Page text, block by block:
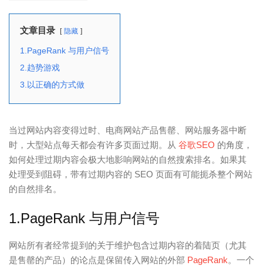
文章目录 隐藏
1.PageRank 与用户信号
2.趋势游戏
3.以正确的方式做
当过网站内容变得过时、电商网站产品售罄、网站服务器中断
时，大型站点每天都会有许多页面过期。从 谷歌SEO 的角度，
如何处理过期内容会极大地影响网站的自然搜索排名。 如果其
处理受到阻碍，带有过期内容的 SEO 页面有可能扼杀整个网站
的自然排名。
1.PageRank 与用户信号
网站所有者经常提到的关于维护包含过期内容的着陆页（尤其
是售罄的产品）的论点是保留传入网站的外部 PageRank。一个